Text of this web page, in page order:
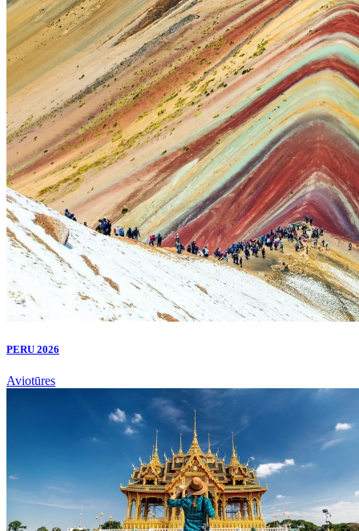
PERU 2026
Aviotūres